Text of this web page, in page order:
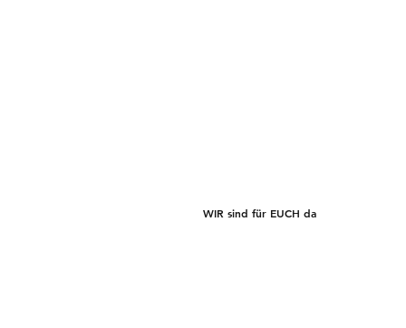
WIR sind für EUCH da